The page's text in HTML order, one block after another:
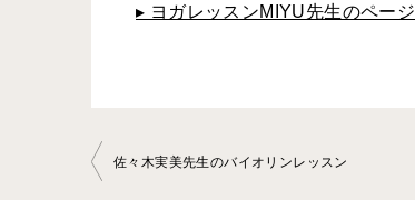
▸ ヨガレッスンMIYU先生のページ
投佐々木実美先生のバイオリンレッスン